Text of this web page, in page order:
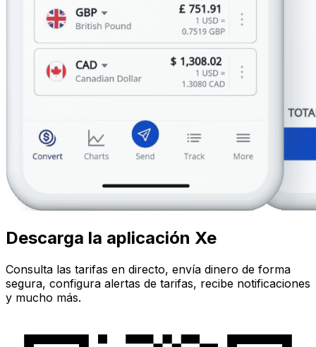
Descarga la aplicación Xe
Consulta las tarifas en directo, envía dinero de forma
segura, configura alertas de tarifas, recibe notificaciones
y mucho más.